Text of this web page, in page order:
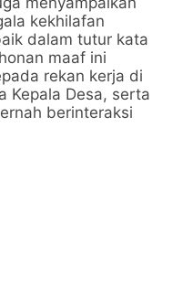
kekhilafan
dalam tutur kata
maaf ini
rekan kerja di
Kepala Desa, serta
berinteraksi